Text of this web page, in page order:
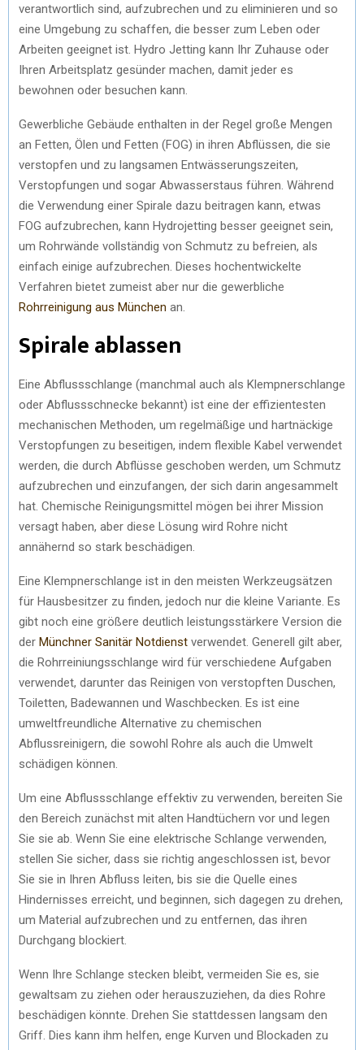
verantwortlich sind, aufzubrechen und zu eliminieren und so
eine Umgebung zu schaffen, die besser zum Leben oder
Arbeiten geeignet ist. Hydro Jetting kann Ihr Zuhause oder
Ihren Arbeitsplatz gesünder machen, damit jeder es
bewohnen oder besuchen kann.
Gewerbliche Gebäude enthalten in der Regel große Mengen
an Fetten, Ölen und Fetten (FOG) in ihren Abflüssen, die sie
verstopfen und zu langsamen Entwässerungszeiten,
Verstopfungen und sogar Abwasserstaus führen. Während
die Verwendung einer Spirale dazu beitragen kann, etwas
FOG aufzubrechen, kann Hydrojetting besser geeignet sein,
um Rohrwände vollständig von Schmutz zu befreien, als
einfach einige aufzubrechen. Dieses hochentwickelte
Verfahren bietet zumeist aber nur die gewerbliche
Rohrreinigung aus München an.
Spirale ablassen
Eine Abflussschlange (manchmal auch als Klempnerschlange
oder Abflussschnecke bekannt) ist eine der effizientesten
mechanischen Methoden, um regelmäßige und hartnäckige
Verstopfungen zu beseitigen, indem flexible Kabel verwendet
werden, die durch Abflüsse geschoben werden, um Schmutz
aufzubrechen und einzufangen, der sich darin angesammelt
hat. Chemische Reinigungsmittel mögen bei ihrer Mission
versagt haben, aber diese Lösung wird Rohre nicht
annähernd so stark beschädigen.
Eine Klempnerschlange ist in den meisten Werkzeugsätzen
für Hausbesitzer zu finden, jedoch nur die kleine Variante. Es
gibt noch eine größere deutlich leistungsstärkere Version die
der Münchner Sanitär Notdienst verwendet. Generell gilt aber,
die Rohrreiniungsschlange wird für verschiedene Aufgaben
verwendet, darunter das Reinigen von verstopften Duschen,
Toiletten, Badewannen und Waschbecken. Es ist eine
umweltfreundliche Alternative zu chemischen
Abflussreinigern, die sowohl Rohre als auch die Umwelt
schädigen können.
Um eine Abflussschlange effektiv zu verwenden, bereiten Sie
den Bereich zunächst mit alten Handtüchern vor und legen
Sie sie ab. Wenn Sie eine elektrische Schlange verwenden,
stellen Sie sicher, dass sie richtig angeschlossen ist, bevor
Sie sie in Ihren Abfluss leiten, bis sie die Quelle eines
Hindernisses erreicht, und beginnen, sich dagegen zu drehen,
um Material aufzubrechen und zu entfernen, das ihren
Durchgang blockiert.
Wenn Ihre Schlange stecken bleibt, vermeiden Sie es, sie
gewaltsam zu ziehen oder herauszuziehen, da dies Rohre
beschädigen könnte. Drehen Sie stattdessen langsam den
Griff. Dies kann ihm helfen, enge Kurven und Blockaden zu